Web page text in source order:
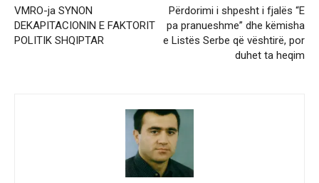
VMRO-ja SYNON
DEKAPITACIONIN E FAKTORIT
POLITIK SHQIPTAR
Përdorimi i shpesht i fjalës “E
pa pranueshme” dhe këmisha
e Listës Serbe që vështirë, por
duhet ta heqim